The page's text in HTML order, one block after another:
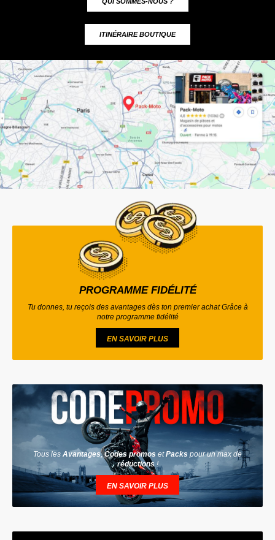
ITINÉRAIRE BOUTIQUE
PROGRAMME FIDÉLITÉ
Tu donnes, tu reçois des avantages dès ton premier achat Grâce à
notre programme fidélité
EN SAVOIR PLUS
Tous les Avantages,Codes promos etPacks pour un max de
réductions !
EN SAVOIR PLUS